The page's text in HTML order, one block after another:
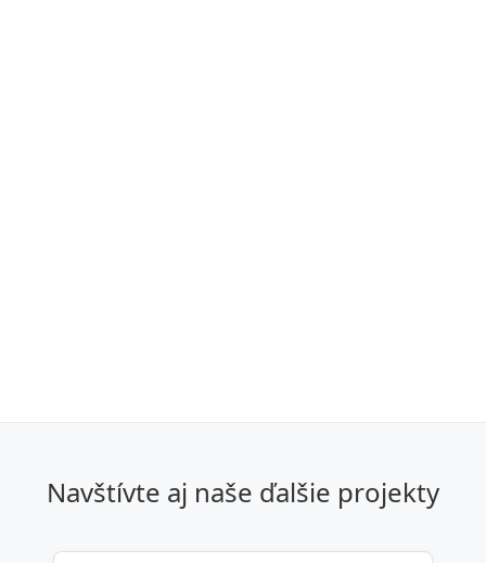
Navštívte aj naše ďalšie projekty